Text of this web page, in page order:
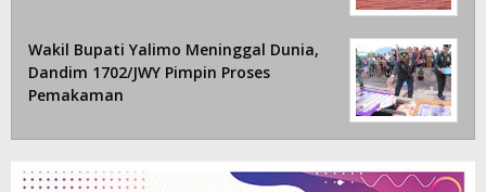
Wakil Bupati Yalimo Meninggal Dunia,
Dandim 1702/JWY Pimpin Proses
Pemakaman